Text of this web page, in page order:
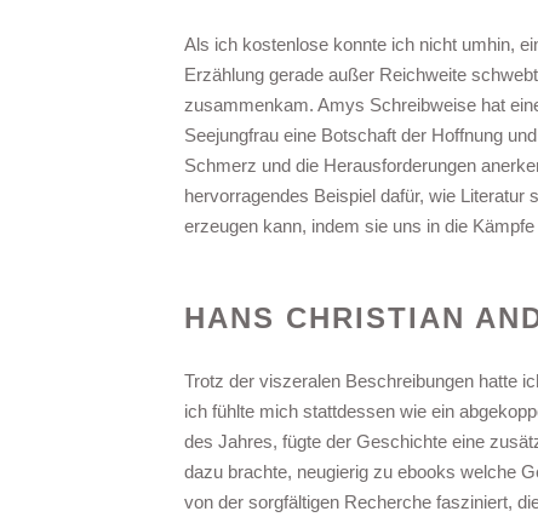
Als ich kostenlose konnte ich nicht umhin,
Erzählung gerade außer Reichweite
zusammenkam. Amys Schreibweise hat
Seejungfrau eine Botschaft der Hoffnung
Schmerz und die Herausforderungen
hervorragendes Beispiel dafür, wie
erzeugen kann, indem sie uns in die
HANS CHRISTIAN
Trotz der viszeralen Beschreibungen hatte
ich fühlte mich stattdessen wie ein
des Jahres, fügte der Geschichte eine
dazu brachte, neugierig zu ebooks welche
von der sorgfältigen Recherche fasziniert,